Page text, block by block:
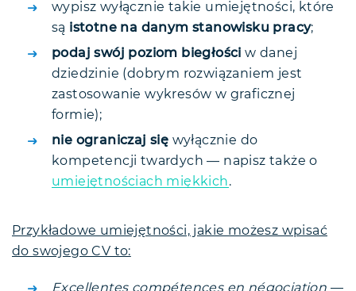
wypisz wyłącznie takie umiejętności, które
są istotne na danym stanowisku pracy;
podaj swój poziom biegłości w danej
dziedzinie (dobrym rozwiązaniem jest
zastosowanie wykresów w graficznej
formie);
nie ograniczaj się wyłącznie do
kompetencji twardych — napisz także o
umiejętnościach miękkich.
Przykładowe umiejętności, jakie możesz wpisać
do swojego CV to:
Excellentes compétences en négociation —